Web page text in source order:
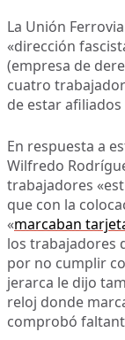
La Unión
«dirección
(empresa de
cuatro
de estar
En respuesta a
Wilfredo
trabajadores
que con la
«marcaban
los trabajadores
por no cumplir
jerarca le dijo
reloj donde
comprobó